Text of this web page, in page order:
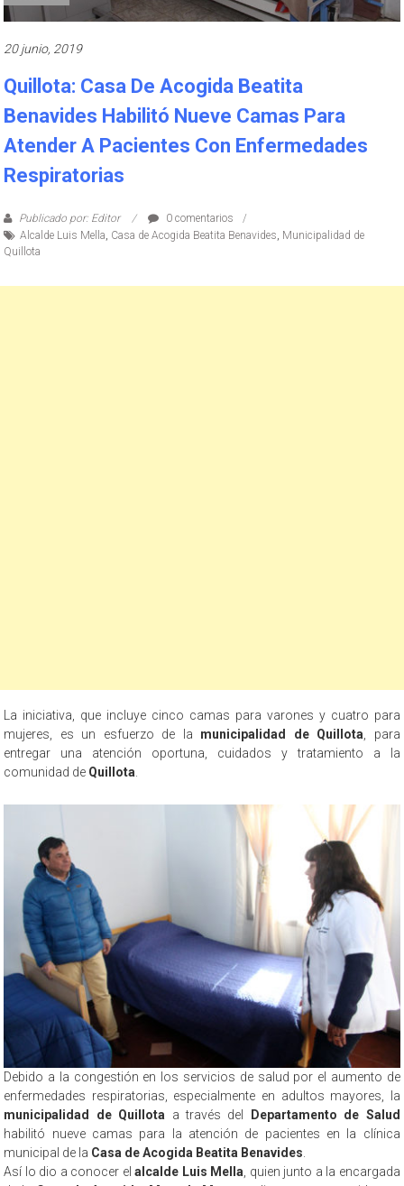
20 junio, 2019
Quillota: Casa De Acogida Beatita
Benavides Habilitó Nueve Camas Para
Atender A Pacientes Con Enfermedades
Respiratorias
Publicado por: Editor
0 comentarios
Alcalde Luis Mella Casa de Acogida Beatita Benavides Municipalidad de
Quillota
La iniciativa, que incluye cinco camas para varones y cuatro para
mujeres, es un esfuerzo de la municipalidad de Quillota , para
entregar una atención oportuna, cuidados y tratamiento a la
comunidad de Quillota
Debido a la congestión en los servicios de salud por el aumento de
enfermedades respiratorias, especialmente en adultos mayores, la
municipalidad de Quillota a través del
Departamento de Salud
habilitó nueve camas para la atención de pacientes en la clínica
municipal de la Casa de Acogida Beatita Benavides.
Así lo dio a conocer elalcalde Luis Mella, quien junto a la encargada